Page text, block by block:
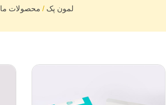
لمون پک / محصولات ما